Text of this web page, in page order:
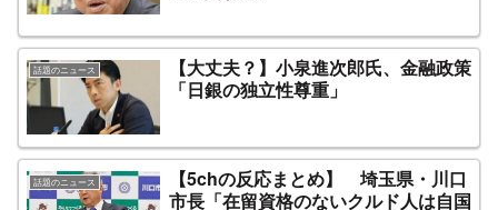
話題のニュース
【大丈夫？】小泉進次郎氏、金融政策
「日銀の独立性尊重」
話題のニュース
【5chの反応まとめ】 埼玉県・川口
市長「在留資格のないクルド人は自国